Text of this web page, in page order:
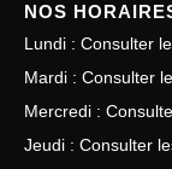
NOS
Lundi : Consulter
Mardi : Consulter
Mercredi :
Jeudi : Consulter